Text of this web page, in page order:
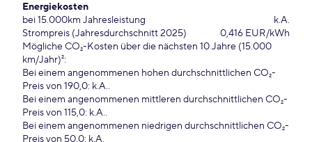
Energiekosten
bei 15.000km Jahresleistung
k.A.
Strompreis (Jahresdurchschnitt 2025)
0,416 EUR/kWh
Mögliche CO₂-Kosten über die nächsten 10 Jahre (15.000
km/Jahr)²:
Bei einem angenommenen hohen durchschnittlichen CO₂-
Preis von 190,0: k.A..
Bei einem angenommenen mittleren durchschnittlichen CO₂-
Preis von 115,0: k.A..
Bei einem angenommenen niedrigen durchschnittlichen CO₂-
Preis von 50,0: k.A.